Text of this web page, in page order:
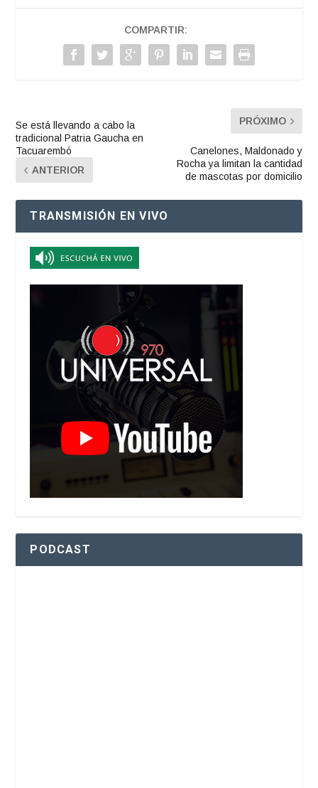
COMPARTIR:
Se está llevando a cabo la
tradicional Patria Gaucha en
Tacuarembó
ANTERIOR
PRÓXIMO
Canelones, Maldonado y
Rocha ya limitan la cantidad
de mascotas por domicilio
TRANSMISIÓN EN VIVO
PODCAST